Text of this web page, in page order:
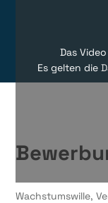
Das
Es gelten die
Wachstumswille,